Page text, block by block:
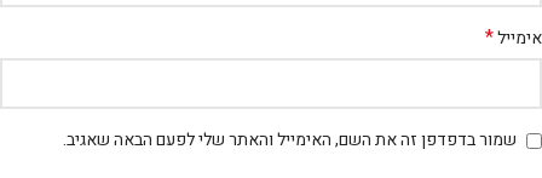
אימייל*
שמור בדפדפן זה את השם, האימייל והאתר שלי לפעם הבאה שאגיב.